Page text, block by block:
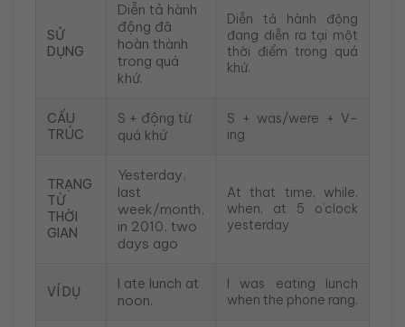
SỬ
DỤNG
Diễn tả hành
động đã
hoàn thành
trong quá
khứ.
Diễn tả hành động
đang diễn ra tại một
thời điểm trong quá
khứ.
CẤU
TRÚC
S + động từ
quá khứ
S + was/were + V-
ing
TRẠNG
TỪ
THỜI
GIAN
Yesterday,
last
week/month,
in 2010, two
days ago
At that time, while,
when, at 5 o’clock
yesterday
VÍ DỤ
I ate lunch at
noon.
I was eating lunch
when the phone rang.